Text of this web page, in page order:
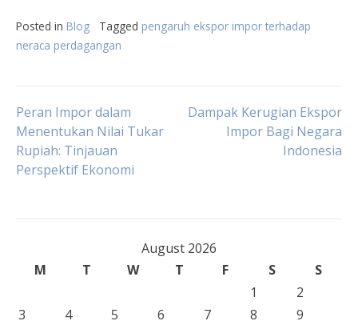
Posted in Blog Tagged pengaruh ekspor impor terhadap
neraca perdagangan
Post
navigation
Peran Impor dalam
Menentukan Nilai Tukar
Rupiah: Tinjauan
Perspektif Ekonomi
Dampak Kerugian Ekspor
Impor Bagi Negara
Indonesia
August 2026
M
T W T F S
S
1
2
3
4 5 6 7 8
9